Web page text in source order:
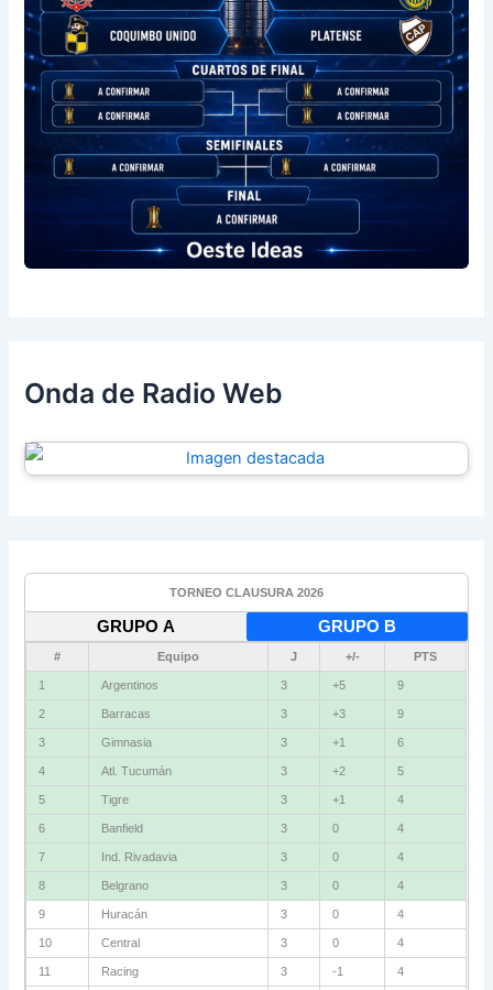
Onda de Radio Web
TORNEO CLAUSURA 2026
GRUPO A GRUPO B
# Equipo J +/- PTS
1 Argentinos 3 +5 9
2 Barracas 3 +3 9
3 Gimnasia 3 +1 6
4 Atl. Tucumán 3 +2 5
5 Tigre 3 +1 4
6 Banfield 3 0 4
7 Ind. Rivadavia 3 0 4
8 Belgrano 3 0 4
9 Huracán 3 0 4
10 Central 3 0 4
11 Racing 3 -1 4